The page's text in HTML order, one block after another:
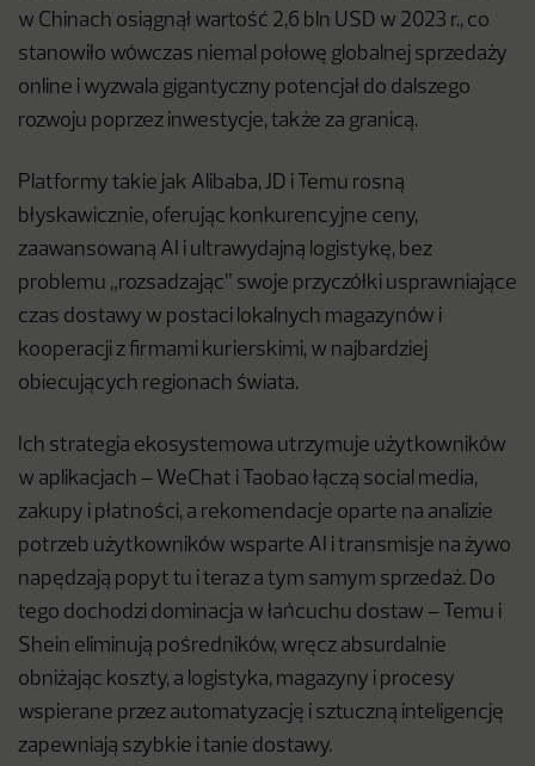
w Chinach osiągnął wartość 2,6 bln USD w 2023 r., co
stanowiło wówczas niemal połowę globalnej sprzedaży
online i wyzwala gigantyczny potencjał do dalszego
rozwoju poprzez inwestycje, także za granicą.
Platformy takie jak Alibaba, JD i Temu rosną
błyskawicznie, oferując konkurencyjne ceny,
zaawansowaną AI i ultrawydajną logistykę, bez
problemu „rozsadzając” swoje przyczółki usprawniające
czas dostawy w postaci lokalnych magazynów i
kooperacji z firmami kurierskimi, w najbardziej
obiecujących regionach świata.
Ich strategia ekosystemowa utrzymuje użytkowników
w aplikacjach – WeChat i Taobao łączą social media,
zakupy i płatności, a rekomendacje oparte na analizie
potrzeb użytkowników wsparte AI i transmisje na żywo
napędzają popyt tu i teraz a tym samym sprzedaż. Do
tego dochodzi dominacja w łańcuchu dostaw – Temu i
Shein eliminują pośredników, wręcz absurdalnie
obniżając koszty, a logistyka, magazyny i procesy
wspierane przez automatyzację i sztuczną inteligencję
zapewniają szybkie i tanie dostawy.